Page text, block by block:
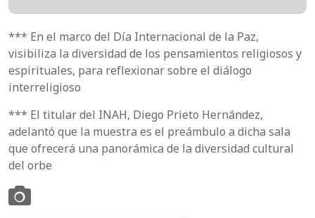
*** En el marco del Día Internacional de la Paz,
visibiliza la diversidad de los pensamientos religiosos y
espirituales, para reflexionar sobre el diálogo
interreligioso
*** El titular del INAH, Diego Prieto Hernández,
adelantó que la muestra es el preámbulo a dicha sala
que ofrecerá una panorámica de la diversidad cultural
del orbe